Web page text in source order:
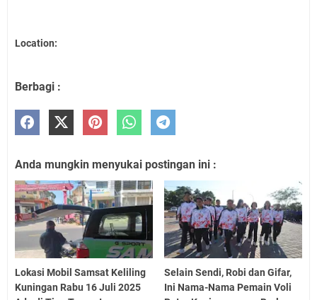
Location:
Berbagi :
Anda mungkin menyukai postingan ini :
Lokasi Mobil Samsat Keliling
Kuningan Rabu 16 Juli 2025
Selain Sendi, Robi dan Gifar,
Ini Nama-Nama Pemain Voli